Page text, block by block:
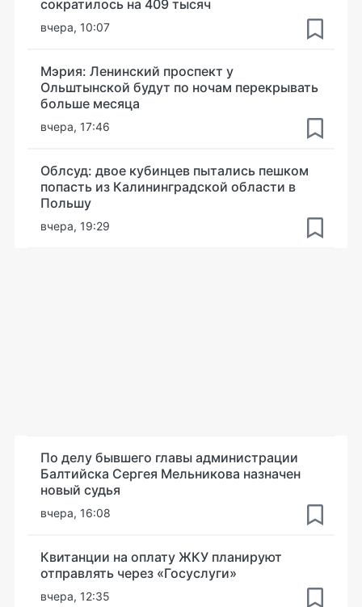
сократилось на 409 тысяч
вчера, 10:07
Мэрия: Ленинский проспект у
Ольштынской будут по ночам перекрывать
больше месяца
вчера, 17:46
Облсуд: двое кубинцев пытались пешком
попасть из Калининградской области в
Польшу
вчера, 19:29
По делу бывшего главы администрации
Балтийска Сергея Мельникова назначен
новый судья
вчера, 16:08
Квитанции на оплату ЖКУ планируют
отправлять через «Госуслуги»
вчера, 12:35